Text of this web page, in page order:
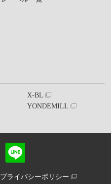
X-BL
YONDEMILL
プライバシーポリシー